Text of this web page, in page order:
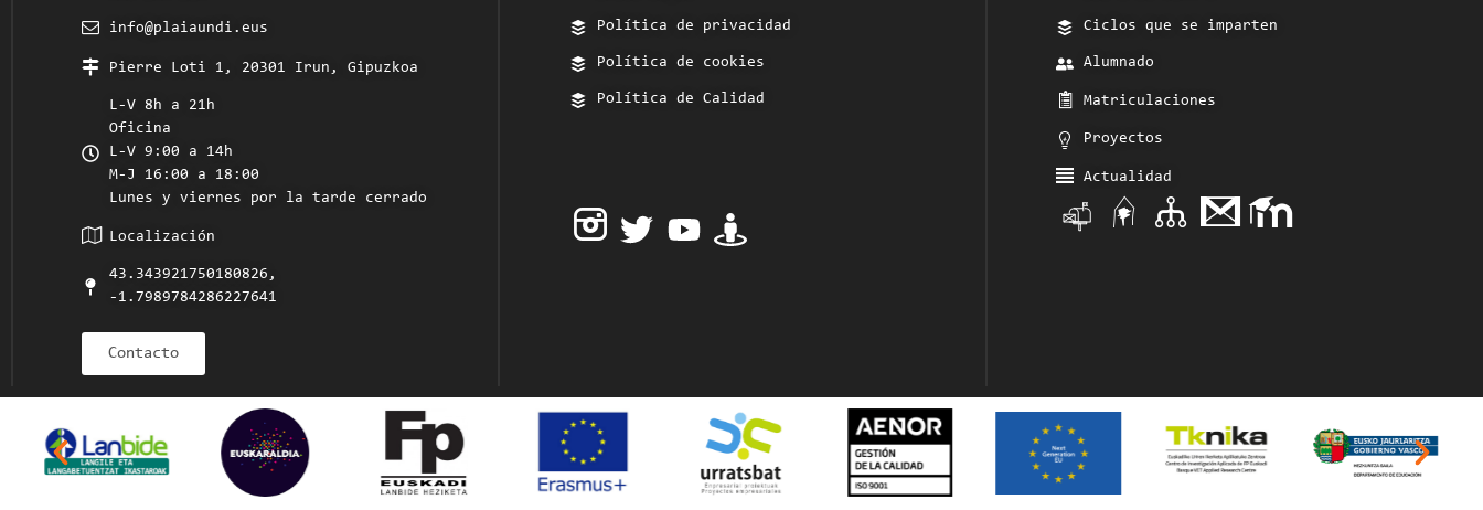
info@plaiaundi.eus
Pierre Loti 1, 20301 Irun, Gipuzkoa
L-V 8h a 21h
Oficina
L-V 9:00 a 14h
M-J 16:00 a 18:00
Lunes y viernes por la tarde cerrado
Localización
43.343921750180826,
-1.7989784286227641
Contacto
Política de privacidad
Política de cookies
Política de Calidad
Ciclos que se imparten
Alumnado
Matriculaciones
Proyectos
Actualidad